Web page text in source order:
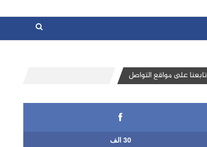
تابعنا على مواقع التواصل
30 الف